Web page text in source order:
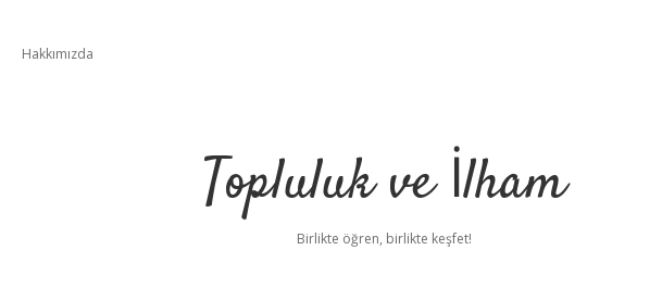
Hakkımızda
Topluluk ve İlham
Birlikte öğren, birlikte keşfet!